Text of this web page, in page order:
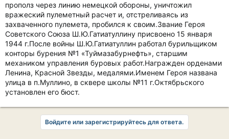
прополз через линию немецкой обороны, уничтожил
вражеский пулеметный расчет и, отстреливаясь из
захваченного пулемета, пробился к своим.Звание Героя
Советского Союза Ш.Ю.Гатиатуллину присвоено 15 января
1944 г.После войны Ш.Ю.Гатиатуллин работал бурильщиком
конторы бурения №1 «Туймазабурнефть», старшим
механиком управления буровых работ.Награжден орденами
Ленина, Красной Звезды, медалями.Именем Героя названа
улица в п.Муллино, в сквере школы №11 г.Октябрьского
установлен его бюст.
Войдите или зарегистрируйтесь для ответа.